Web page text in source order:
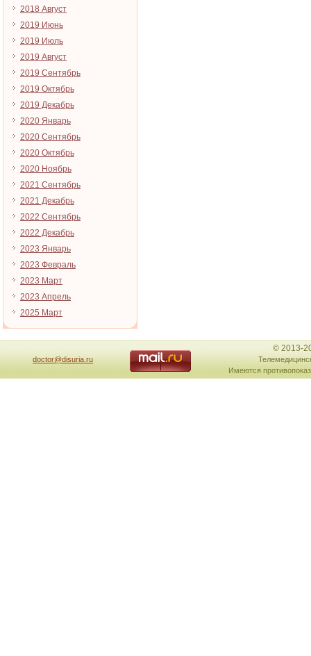
2018 Август
2019 Июнь
2019 Июль
2019 Август
2019 Сентябрь
2019 Октябрь
2019 Декабрь
2020 Январь
2020 Сентябрь
2020 Октябрь
2020 Ноябрь
2021 Сентябрь
2021 Декабрь
2022 Сентябрь
2022 Декабрь
2023 Январь
2023 Февраль
2023 Март
2023 Апрель
2025 Март
doctor@disuria.ru
© 2013-
Имеются